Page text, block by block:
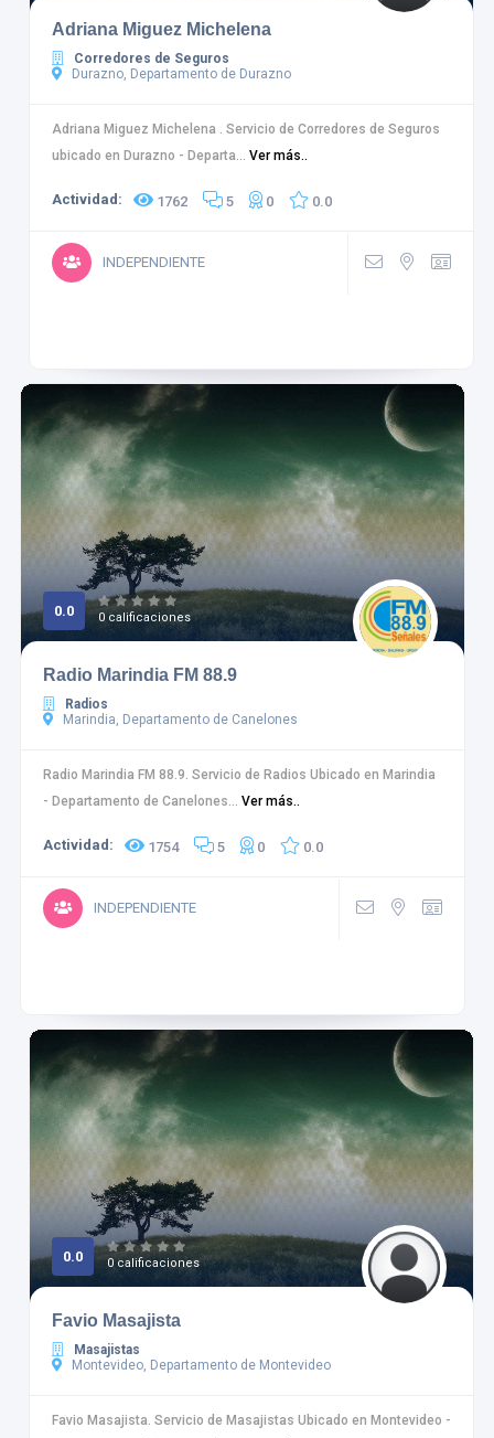
Adriana Miguez Michelena
Corredores de Seguros
Durazno, Departamento de Durazno
Adriana Miguez Michelena . Servicio de Corredores de Seguros
ubicado en Durazno - Departa... Ver más..
Actividad: 1762 5 0 0.0
INDEPENDIENTE
0.0 0 calificaciones
Radio Marindia FM 88.9
Radios
Marindia, Departamento de Canelones
Radio Marindia FM 88.9. Servicio de Radios Ubicado en Marindia
- Departamento de Canelones... Ver más..
Actividad: 1754 5 0 0.0
INDEPENDIENTE
0.0 0 calificaciones
Favio Masajista
Masajistas
Montevideo, Departamento de Montevideo
Favio Masajista. Servicio de Masajistas Ubicado en Montevideo -